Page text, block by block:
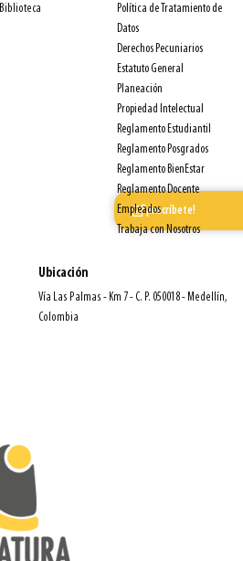
¡Inscríbete!
Biblioteca
Política de Tratamiento de
Datos
Derechos Pecuniarios
Estatuto General
Planeación
Propiedad Intelectual
Reglamento Estudiantil
Reglamento Posgrados
Reglamento BienEstar
Reglamento Docente
Empleados
Trabaja con Nosotros
Ubicación
Vía Las Palmas - Km 7 - C. P. 050018 - Medellín,
Colombia